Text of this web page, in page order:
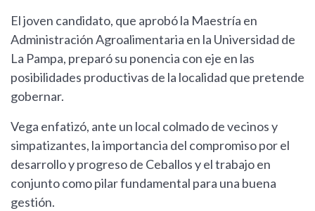
El joven candidato, que aprobó la Maestría en
Administración Agroalimentaria en la Universidad de
La Pampa, preparó su ponencia con eje en las
posibilidades productivas de la localidad que pretende
gobernar.
Vega enfatizó, ante un local colmado de vecinos y
simpatizantes, la importancia del compromiso por el
desarrollo y progreso de Ceballos y el trabajo en
conjunto como pilar fundamental para una buena
gestión.